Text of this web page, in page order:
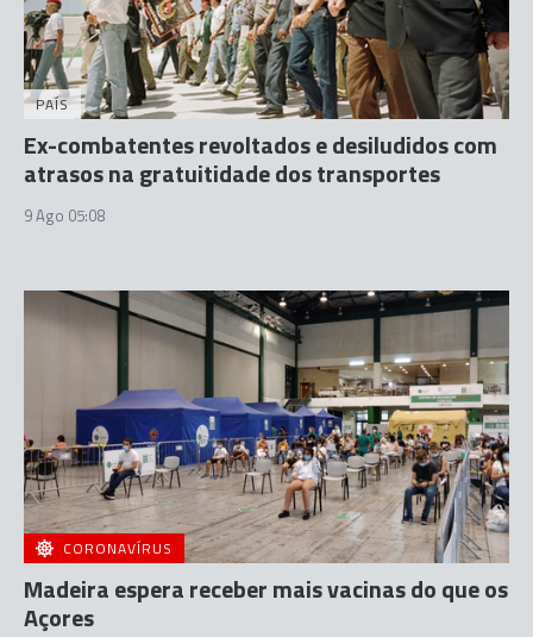
PAÍS
Ex-combatentes revoltados e desiludidos com
atrasos na gratuitidade dos transportes
9 Ago 05:08
CORONAVÍRUS
Madeira espera receber mais vacinas do que os
Açores